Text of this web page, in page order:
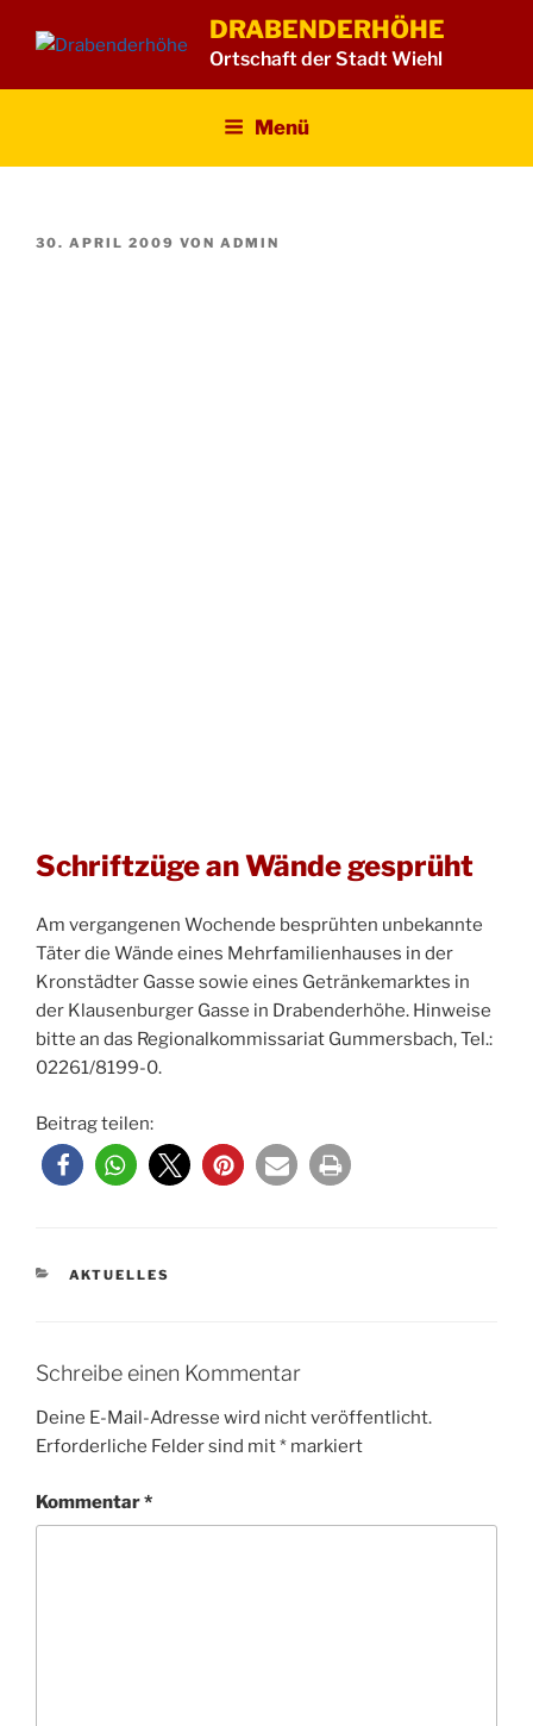
Inhalt
DRABENDERHÖHE
Ortschaft der Stadt Wiehl
Menü
VERÖFFENTLICHT
30. APRIL 2009 VON ADMIN
Schriftzüge an Wände gesprüht
Am vergangenen Wochende besprühten unbekannte
Täter die Wände eines Mehrfamilienhauses in der
Kronstädter Gasse sowie eines Getränkemarktes in
der Klausenburger Gasse in Drabenderhöhe. Hinweise
bitte an das Regionalkommissariat Gummersbach, Tel.:
02261/8199-0.
Beitrag teilen:
KATEGORIEN
AKTUELLES
Schreibe einen Kommentar
Deine E-Mail-Adresse wird nicht veröffentlicht.
Erforderliche Felder sind mit* markiert
Kommentar*